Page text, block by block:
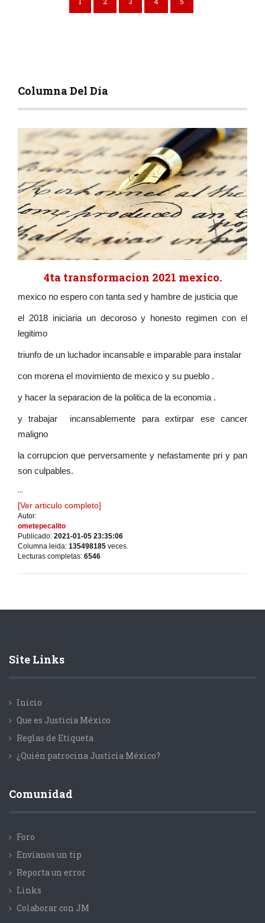
Columna Del Día
4ta transformacion 2021 mexico.
mexico no espero con tanta sed y hambre de justicia que
el 2018 iniciaria un decoroso y honesto regimen con el
legitimo
triunfo de un luchador incansable e imparable para instalar
con morena el movimiento de mexico y su pueblo .
y hacer la separacion de la politica de la economia .
y trabajar incansablemente para extirpar ese cancer
maligno
la corrupcion que perversamente y nefastamente pri y pan
son culpables.
...
[Ver articulo completo]
Autor:
ometepecalito
Publicado: 2021-01-05 23:35:06
Columna leida: 135498185 veces.
Lecturas completas: 6546
Site Links
Inicio
Que es Justicia México
Reglas de Etiqueta
¿Quién patrocina Justicia México?
Comunidad
Foro
Envíanos un tip
Reporta un error
Links
Colaborar con JM